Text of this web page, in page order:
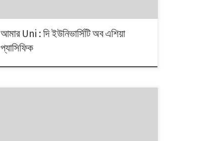
আমার Uni : দি ইউনিভার্সিটি অব এশিয়া
প্যাসিফিক